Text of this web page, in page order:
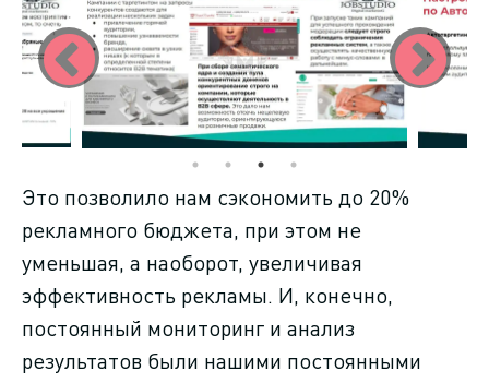
Это позволило нам сэкономить до 20%
рекламного бюджета, при этом не
уменьшая, а наоборот, увеличивая
эффективность рекламы. И, конечно,
постоянный мониторинг и анализ
результатов были нашими постоянными